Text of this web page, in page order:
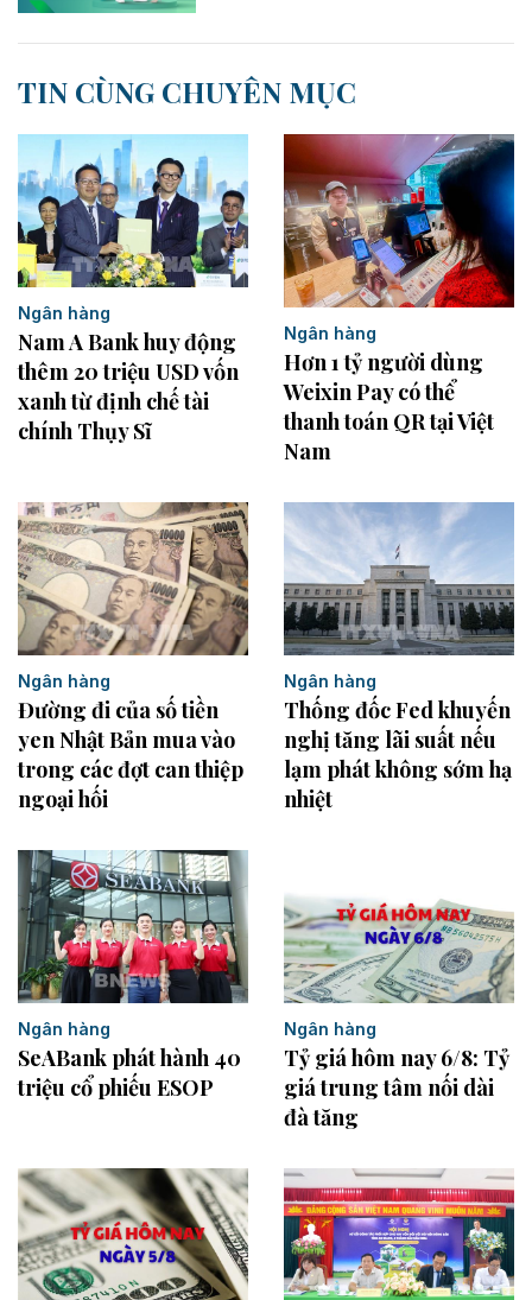
TIN CÙNG CHUYÊN MỤC
Ngân hàng
Nam A Bank huy động
thêm 20 triệu USD vốn
xanh từ định chế tài
chính Thụy Sĩ
Ngân hàng
Hơn 1 tỷ người dùng
Weixin Pay có thể
thanh toán QR tại Việt
Nam
Ngân hàng
Đường đi của số tiền
yen Nhật Bản mua vào
trong các đợt can thiệp
ngoại hối
Ngân hàng
Thống đốc Fed khuyến
nghị tăng lãi suất nếu
lạm phát không sớm hạ
nhiệt
Ngân hàng
SeABank phát hành 40
triệu cổ phiếu ESOP
Ngân hàng
Tỷ giá hôm nay 6/8: Tỷ
giá trung tâm nối dài
đà tăng